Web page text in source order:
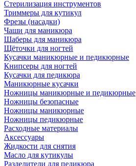
Стерилизация инструментов
Триммеры для кутикул
Фрезы (насадки)
Чаши для маникюра
Шаберы для маникюра
Щёточки для ногтей
Кусачки маникюрные и педикюрные
Книпсеры для ногтей
Кусачки для педикюра
Маникюрные кусачки
Ножницы маникюрные и педикюрные
Ножницы безопасные
Ножницы маникюрные
Ножницы педикюрные
Расходные материалы
Аксессуары
Жидкости для снятия
Масло для кутикулы
Разделители для педикюра